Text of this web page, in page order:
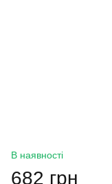
В наявності
682 грн